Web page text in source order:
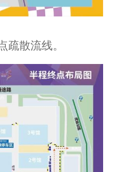
疏散流线。